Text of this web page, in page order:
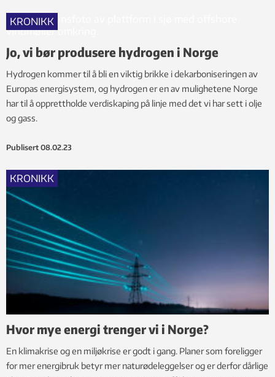
KRONIKK
Jo, vi bør produsere hydrogen i Norge
Hydrogen kommer til å bli en viktig brikke i dekarboniseringen av
Europas energisystem, og hydrogen er en av mulighetene Norge
har til å opprettholde verdiskaping på linje med det vi har sett i olje
og gass.
Publisert 08.02.23
KRONIKK
Hvor mye energi trenger vi i Norge?
En klimakrise og en miljøkrise er godt i gang. Planer som foreligger
for mer energibruk betyr mer naturødeleggelser og er derfor dårlige